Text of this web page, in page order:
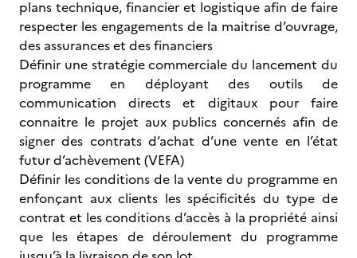
plans technique, financier et logistique afin de faire
respecter les engagements de la maitrise d’ouvrage,
des assurances et des financiers
Définir une stratégie commerciale du lancement du
programme en déployant des outils de
communication directs et digitaux pour faire
connaitre le projet aux publics concernés afin de
signer des contrats d’achat d’une vente en l’état
futur d’achèvement (VEFA)
Définir les conditions de la vente du programme en
enfonçant aux clients les spécificités du type de
contrat et les conditions d’accès à la propriété ainsi
que les étapes de déroulement du programme